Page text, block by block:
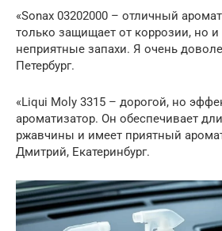
«Sonax 03202000 – отличный
только защищает от коррозии, но и
неприятные запахи. Я очень
Петербург.
«Liqui Moly 3315 – дорогой, но
ароматизатор. Он обеспечивает
ржавчины и имеет приятный
Дмитрий, Екатеринбург.